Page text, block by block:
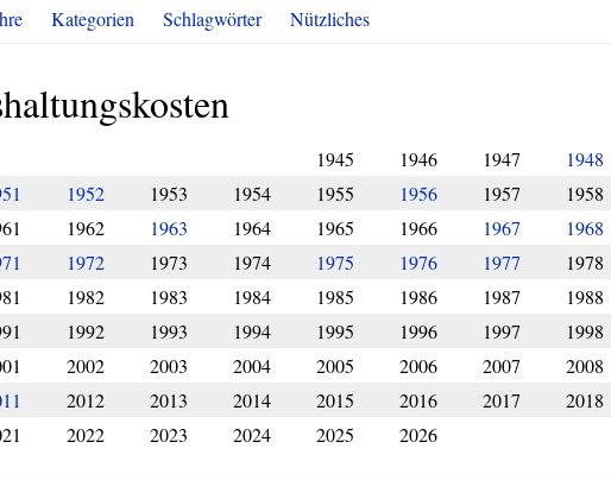
Kategorien Schlagwörter Nützliches
1945 1946 1947 1948
1952 1953 1954 1955 1956 1957 1958
1962 1963 1964 1965 1966 1967 1968
1972 1973 1974 1975 1976 1977 1978
1982 1983 1984 1985 1986 1987 1988
1992 1993 1994 1995 1996 1997 1998
2002 2003 2004 2005 2006 2007 2008
2012 2013 2014 2015 2016 2017 2018
2022 2023 2024 2025 2026